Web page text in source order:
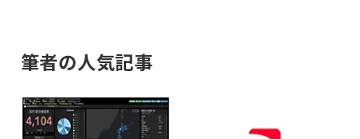
筆者の人気記事